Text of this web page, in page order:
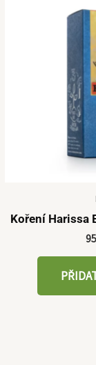
Koření Harissa
95